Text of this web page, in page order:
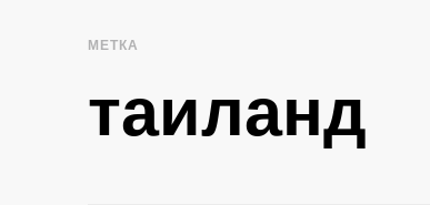
МЕТКА
таиланд